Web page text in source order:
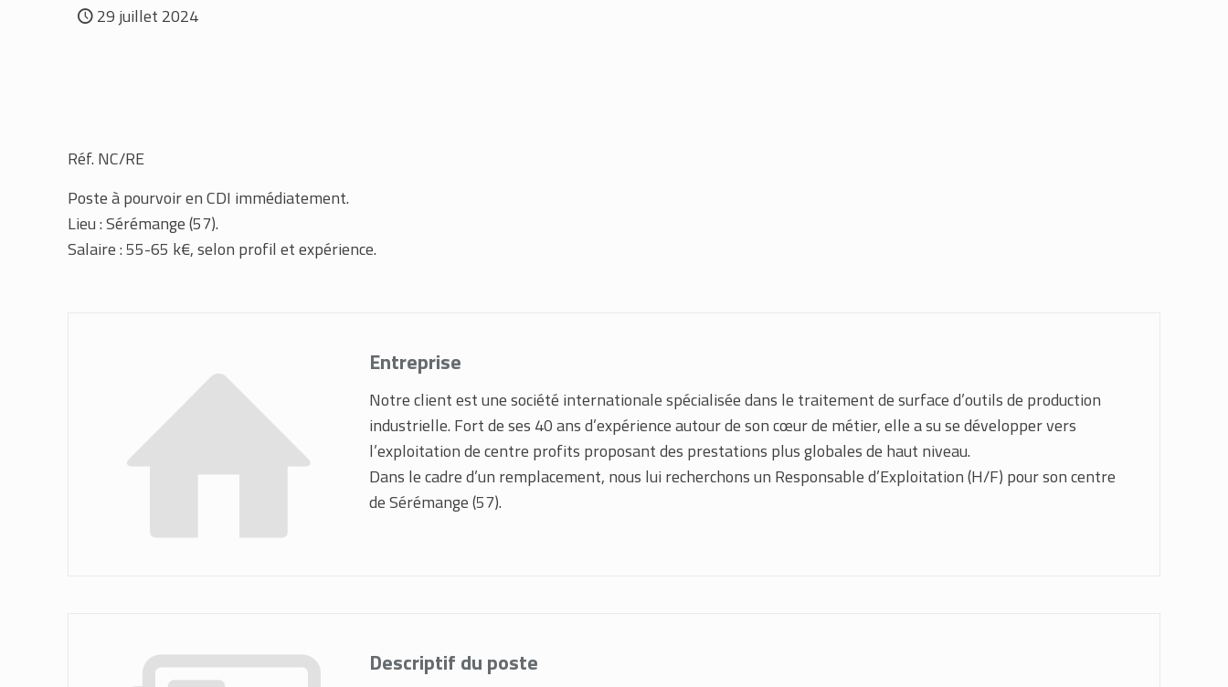
29 juillet 2024
Réf. NC/RE
Poste à pourvoir en CDI immédiatement.
Lieu : Sérémange (57).
Salaire : 55-65 k€, selon profil et expérience.
Entreprise
Notre client est une société internationale spécialisée dans le traitement de surface d’outils de production
industrielle. Fort de ses 40 ans d’expérience autour de son cœur de métier, elle a su se développer vers
l’exploitation de centre profits proposant des prestations plus globales de haut niveau.
Dans le cadre d’un remplacement, nous lui recherchons un Responsable d’Exploitation (H/F) pour son centre
de Sérémange (57).
Descriptif du poste